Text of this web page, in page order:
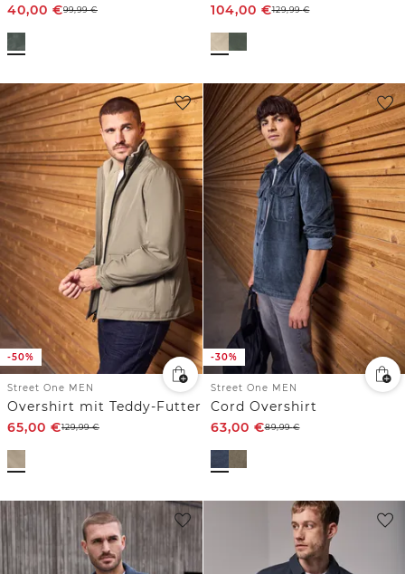
40,00 €99,99€
104,00 €129,99€
-50%
Street One MEN
Overshirt mit Teddy-Futter
65,00 €129,99€
-30%
Street One MEN
Cord Overshirt
63,00 €89,99€